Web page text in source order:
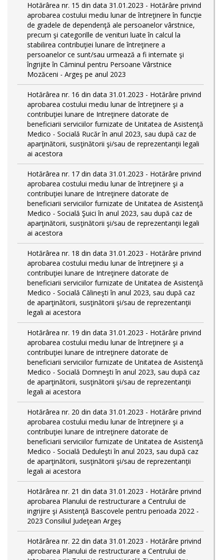
Hotărârea nr. 15 din data 31.01.2023 - Hotărâre privind
aprobarea costului mediu lunar de întreţinere în funcţie
de gradele de dependenţă ale persoanelor vârstnice,
precum şi categorille de venituri luate în calcul la
stabilirea contribuţiei lunare de întreţinere a
persoanelor ce sunt/sau urmează a fi internate şi
îngrijite în Căminul pentru Persoane Vârstnice
Mozăceni - Argeş pe anul 2023
Hotărârea nr. 16 din data 31.01.2023 - Hotărâre privind
aprobarea costului mediu lunar de întreţinere şi a
contribuţiei lunare de Intreţinere datorate de
beneficiarii serviciilor furnizate de Unitatea de Asistenţă
Medico - Socială Rucăr în anul 2023, sau după caz de
aparţinătorii, susţinătorii şi/sau de reprezentanţii legali
ai acestora
Hotărârea nr. 17 din data 31.01.2023 - Hotărâre privind
aprobarea costului mediu lunar de întreţinere şi a
contribuţiei lunare de Intreţinere datorate de
beneficiarii serviciilor furnizate de Unitatea de Asistenţă
Medico - Socială Şuici în anul 2023, sau după caz de
aparţinătorii, susţinătorii şi/sau de reprezentanţii legali
ai acestora
Hotărârea nr. 18 din data 31.01.2023 - Hotărâre privind
aprobarea costului mediu lunar de întreţinere şi a
contribuţiei lunare de Intreţinere datorate de
beneficiarii serviciilor furnizate de Unitatea de Asistenţă
Medico - Socială Călineşti în anul 2023, sau după caz
de aparţinătorii, susţinătorii şi/sau de reprezentanţii
legali ai acestora
Hotărârea nr. 19 din data 31.01.2023 - Hotărâre privind
aprobarea costului mediu lunar de întreţinere şi a
contribuţiei lunare de intreţinere datorate de
beneficiarii serviciilor furnizate de Unitatea de Asistenţă
Medico - Socială Domneşti în anul 2023, sau după caz
de aparţinătorii, susţinătorii şi/sau de reprezentanţii
legali ai acestora
Hotărârea nr. 20 din data 31.01.2023 - Hotărâre privind
aprobarea costului mediu lunar de întreţinere şi a
contribuţiei lunare de intreţinere datorate de
beneficiarii serviciilor furnizate de Unitatea de Asistenţă
Medico - Socială Deduleşti în anul 2023, sau după caz
de aparţinătorii, susţinătorii şi/sau de reprezentanţii
legali ai acestora
Hotărârea nr. 21 din data 31.01.2023 - Hotărâre privind
aprobarea Planului de restructurare a Centrului de
ingrijire şi Asistenţă Bascovele pentru perioada 2022 -
2023 Consiliul Judeţean Argeş
Hotărârea nr. 22 din data 31.01.2023 - Hotărâre privind
aprobarea Planului de restructurare a Centrului de